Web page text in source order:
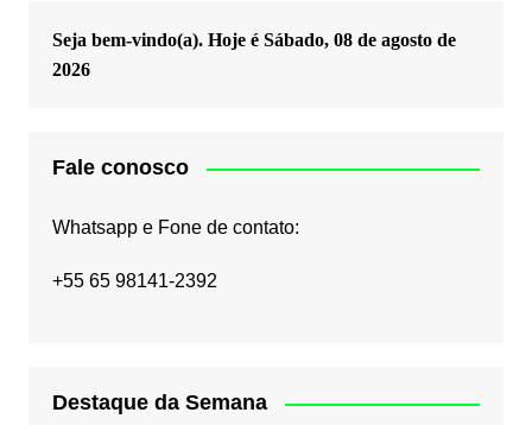
Seja bem-vindo(a). Hoje é Sábado, 08 de agosto de
2026
Fale conosco
Whatsapp e Fone de contato:
+55 65 98141-2392
Destaque da Semana